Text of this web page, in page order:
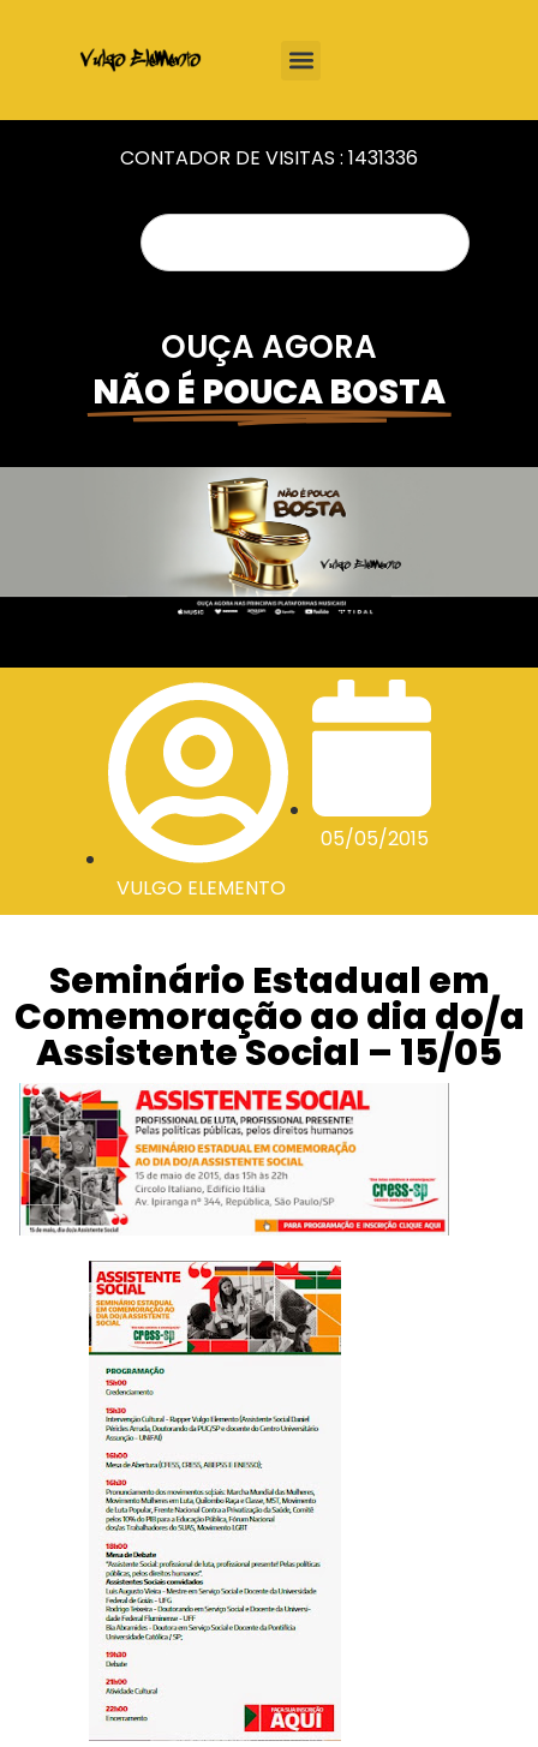
CONTADOR DE VISITAS : 1431336
OUÇA AGORA
NÃO É POUCA BOSTA
VULGO ELEMENTO
05/05/2015
Seminário Estadual em
Comemoração ao dia do/a
Assistente Social – 15/05